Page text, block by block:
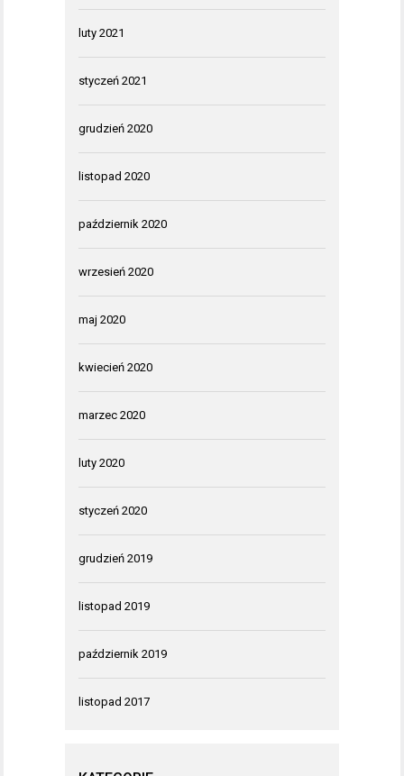
luty 2021
styczeń 2021
grudzień 2020
listopad 2020
październik 2020
wrzesień 2020
maj 2020
kwiecień 2020
marzec 2020
luty 2020
styczeń 2020
grudzień 2019
listopad 2019
październik 2019
listopad 2017